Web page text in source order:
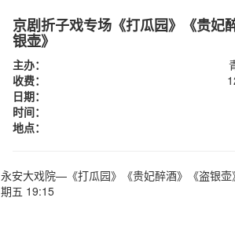
京剧折子戏专场《打瓜园》《贵妃
银壶》
主办：
收费：
日期：
时间：
地点：
永安大戏院—《打瓜园》《贵妃醉酒》《盗银
期五 19:15